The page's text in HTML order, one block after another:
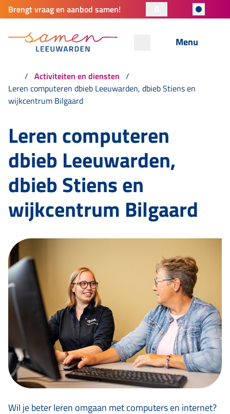
Brengt vraag en aanbod samen!
Menu
Activiteiten en diensten
Leren computeren dbieb Leeuwarden, dbieb Stiens en
wijkcentrum Bilgaard
Leren computeren
dbieb Leeuwarden,
dbieb Stiens en
wijkcentrum Bilgaard
Wil je beter leren omgaan met computers en internet?